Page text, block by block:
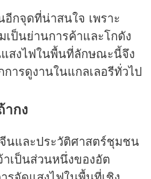
อีกจุดที่น่าสนใจ เพราะ
เป็นย่านการค้าและโกดัง
แสงไฟในพื้นที่ลักษณะนี้จึง
ารดูงานในแกลเลอรีทั่วไป
ากง
นและประวัติศาสตร์ชุมชน
าเป็นส่วนหนึ่งของอัต